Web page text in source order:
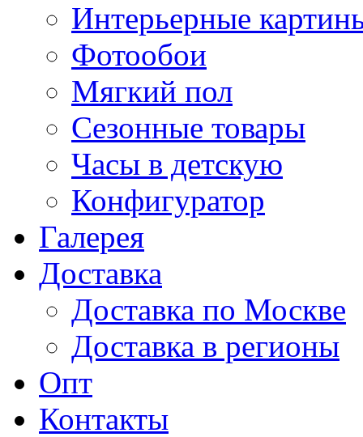
Интерьерные
Фотообои
Мягкий пол
Сезонные товары
Часы в детскую
Конфигуратор
Галерея
Доставка
Доставка по Москве
Доставка в регионы
Опт
Контакты